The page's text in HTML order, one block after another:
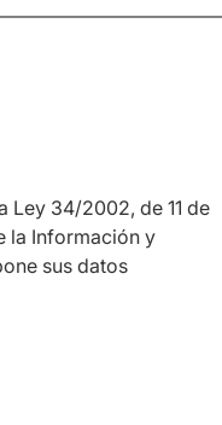
Ley 34/2002, de 11 de
la Información y
sus datos